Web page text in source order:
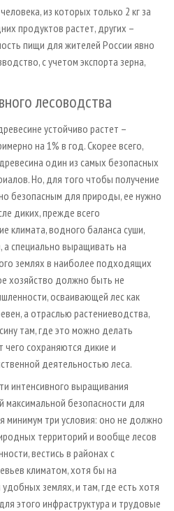
из которых только 2 кг за
продуктов растет, других –
пищи для жителей России явно
с учетом экспорта зерна,
лесоводства
устойчиво растет –
на 1% в год. Скорее всего,
один из самых безопасных
Но, для того чтобы получение
безопасным для природы, ее нужно
диких, прежде всего
климата, водного баланса суши,
а специально выращивать на
землях в наиболее подходящих
хозяйство должно быть не
осваивающей лес как
а отраслью растениеводства,
там, где это можно делать
чего сохраняются дикие и
деятельностью леса.
интенсивного выращивания
безопасности для
три условия: оно не должно
территорий и вообще лесов
вестись в районах с
климатом, хотя бы на
землях, и там, где есть хотя
этого инфраструктура и трудовые